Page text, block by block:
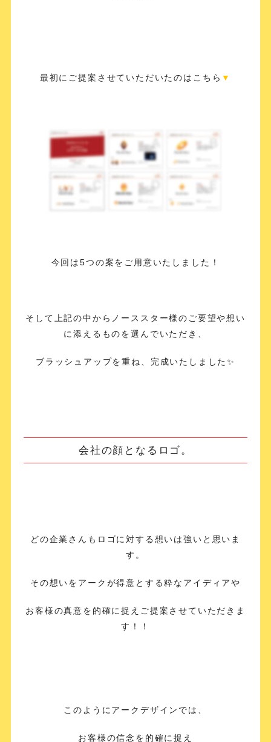
最初にご提案させていただいたのはこちら ▼
今回は5つの案をご用意いたしました！
そして上記の中からノーススター様のご要望や想い
に添えるものを選んでいただき、
ブラッシュアップを重ね、完成いたしました✨
会社の顔となるロゴ。
どの企業さんもロゴに対する想いは強いと思いま
す。
その想いをアークが得意とする粋なアイディアや
お客様の真意を的確に捉えご提案させていただきま
す！！
このようにアークデザインでは、
お客様の信念を的確に捉え